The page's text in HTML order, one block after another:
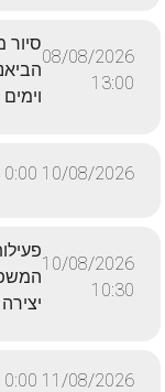
08/08/2026
13:00
סיור
וימים
10/08/2026 10:00
10/08/2026
10:30
יצירה
11/08/2026 10:00